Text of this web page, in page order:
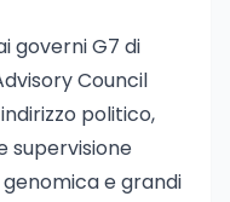
governi G7 di
Council
politico,
supervisione
e grandi